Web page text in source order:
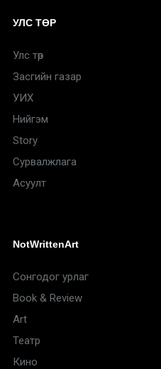
УЛС ТӨР
Улс төр
Засгийн газар
УИХ
Нийгэм
Story
Сурвалжлага
Асуулт
NotWrittenArt
Сонгодог урлаг
Book & Review
Art
Театр
Кино